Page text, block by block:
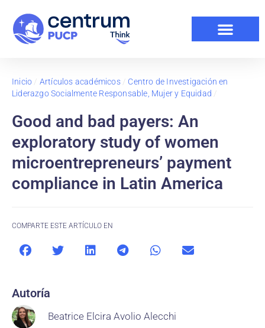
Inicio / Artículos académicos/ Centro de Investigación en
Liderazgo Socialmente Responsable, Mujer y Equidad /
Good and bad payers: An
exploratory study of women
microentrepreneurs’ payment
compliance in Latin America
COMPARTE ESTE ARTÍCULO EN
Autoría
Beatrice Elcira Avolio Alecchi